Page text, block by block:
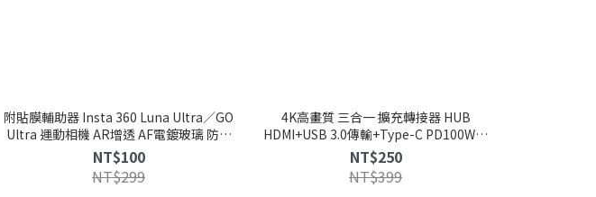
附貼膜輔助器 Insta 360 Luna Ultra／GO
Ultra 運動相機 AR增透 AF電鍍玻璃 防爆
保護貼
NT$100
NT$299
4K高畫質 三合一 擴充轉接器 HUB
HDMI+USB 3.0傳輸+Type-C PD100W快
充 60Hz 外接投影
NT$250
NT$399